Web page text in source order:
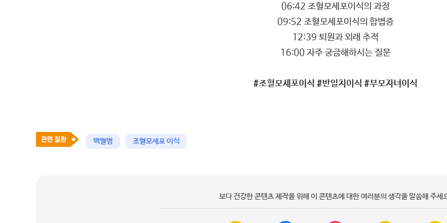
06:42 조혈모세포이식의 과정
09:52 조혈모세포이식의 합볍증
12:39 퇴원과 외래 추적
16:00 자주 궁금해하시는 질문
#조혈모세포이식 #반일치이식 #부모자녀이식
백혈병 조혈모세포 이식
보다 건강한 콘텐츠 제작을 위해 이 콘텐츠에 대한 여러분의 생각을 말씀해 주세